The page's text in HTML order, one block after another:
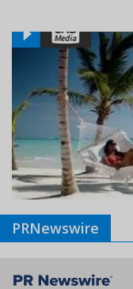
PRNewswire